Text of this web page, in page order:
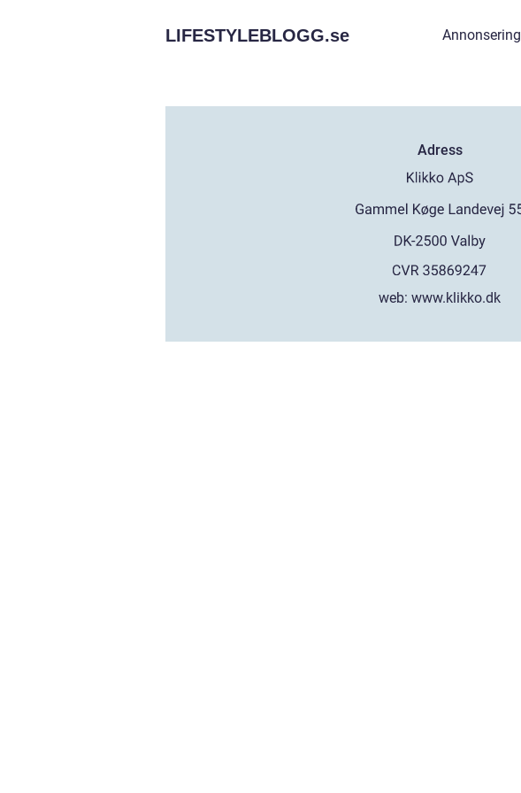
LIFESTYLEBLOGG.se Annonsering
Adress
web:www.klikko.dk